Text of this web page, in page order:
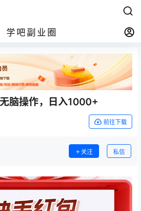
学吧副业圈
脑操作，日入1000+
前往下载
关注 私信